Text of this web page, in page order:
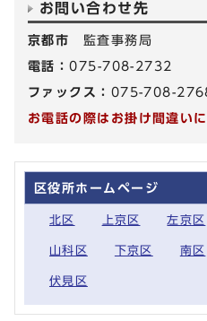
お問い合わせ先
京都市 監査事務局
電話：075-708-2732
ファックス： 075-708-
お電話の際はお掛け間違い
区役所ホームページ
北区 上京区 左京区
山科区 下京区 南区
伏見区